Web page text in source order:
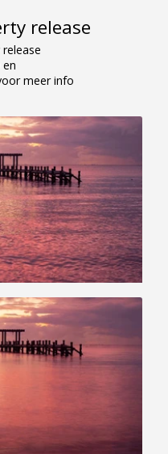
release
meer info